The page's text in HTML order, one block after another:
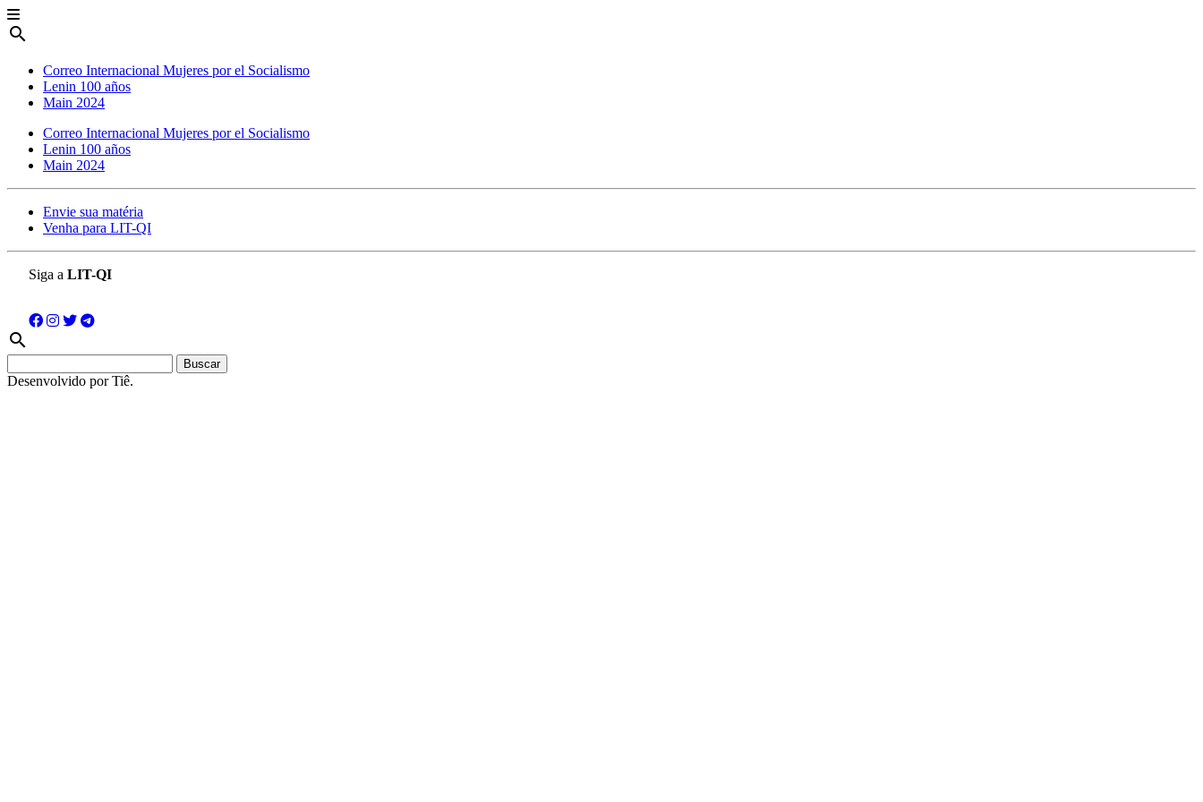
search
Correo Internacional Mujeres por el Socialismo
Lenin 100 años
Main 2024
Correo Internacional Mujeres por el Socialismo
Lenin 100 años
Main 2024
Envie sua matéria
Venha para LIT-QI
Siga a LIT-QI
search
Desenvolvido por Tiê.